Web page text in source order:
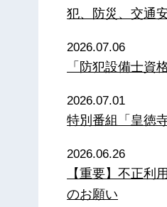
犯、防災、交通
2026.07.06
「防犯設備士資
2026.07.01
特別番組「皇徳
2026.06.26
【重要】不正利
のお願い